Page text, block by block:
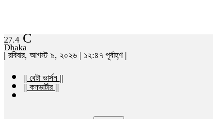
27.4 C
Dhaka
| রবিবার, আগস্ট ৯, ২০২৬ | ১২:৪৭ পূর্বাহ্ণ |
|| বেটা ভার্সন ||
|| কনভার্টার ||